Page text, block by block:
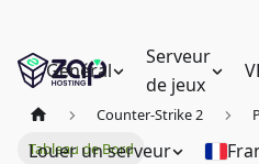
Général
Serveur
de jeux
Louer un serveur
Counter-Strike 2
Tableau de Bord